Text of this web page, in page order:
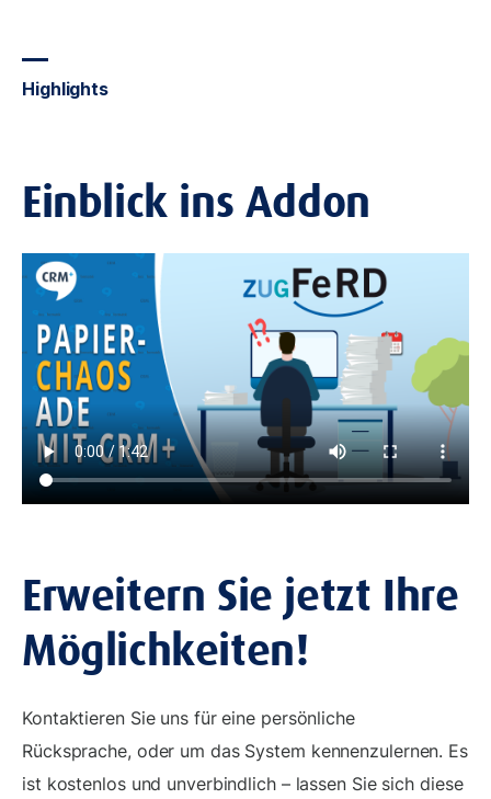
Highlights
Einblick ins Addon
Erweitern Sie jetzt Ihre
Möglichkeiten!
Kontaktieren Sie uns für eine persönliche
Rücksprache, oder um das System kennenzulernen. Es
ist kostenlos und unverbindlich – lassen Sie sich diese